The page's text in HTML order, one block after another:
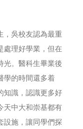
，吳校友認為最重
處理好學業，但在
光。醫科生畢業後
學的時間還多着
知識，認識更多好
天中大和崇基都有
設施，讓同學們探